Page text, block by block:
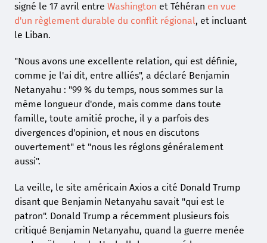
signé le 17 avril entre Washington et Téhéran en vue
d'un règlement durable du conflit régional, et incluant
le Liban.
"Nous avons une excellente relation, qui est définie,
comme je l'ai dit, entre alliés", a déclaré Benjamin
Netanyahu : "99 % du temps, nous sommes sur la
même longueur d'onde, mais comme dans toute
famille, toute amitié proche, il y a parfois des
divergences d'opinion, et nous en discutons
ouvertement" et "nous les réglons généralement
aussi".
La veille, le site américain Axios a cité Donald Trump
disant que Benjamin Netanyahu savait "qui est le
patron". Donald Trump a récemment plusieurs fois
critiqué Benjamin Netanyahu, quand la guerre menée